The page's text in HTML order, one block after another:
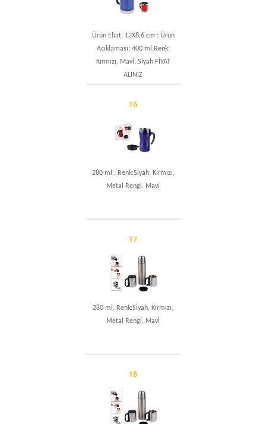
Ürün Ebat: 12X8,6 cm : Ürün
Acıklaması: 400 ml,Renk:
Kırmızı, Mavi, Siyah FİYAT
ALINIZ
T6
280 ml , Renk:Siyah, Kırmızı,
Metal Rengi, Mavi
T7
280 ml, Renk:Siyah, Kırmızı,
Metal Rengi, Mavi
T8